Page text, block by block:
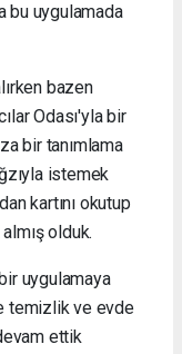
bu uygulamada
bazen
Odası'yla bir
bir tanımlama
istemek
kartını okutup
olduk.
uygulamaya
temizlik ve evde
ettik